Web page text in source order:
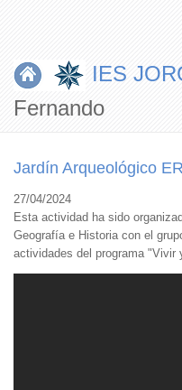
IES
Fernando
Jardín Arqueológico
27/04/2024
Esta actividad ha sido
Geografía e Historia con el
actividades del programa "Vivir